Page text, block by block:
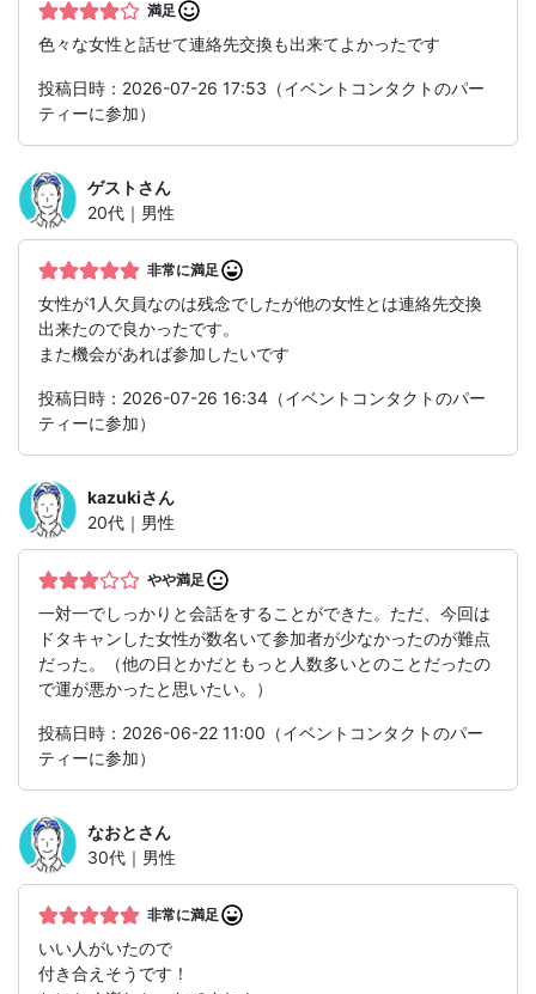
満足
色々な女性と話せて連絡先交換も出来てよかったです
投稿日時：2026-07-26 17:53（イベントコンタクトのパー
ティーに参加）
ゲストさん
20代｜男性
非常に満足
女性が1人欠員なのは残念でしたが他の女性とは連絡先交換
出来たので良かったです。
また機会があれば参加したいです
投稿日時：2026-07-26 16:34（イベントコンタクトのパー
ティーに参加）
kazukiさん
20代｜男性
やや満足
一対一でしっかりと会話をすることができた。ただ、今回は
ドタキャンした女性が数名いて参加者が少なかったのが難点
だった。（他の日とかだともっと人数多いとのことだったの
で運が悪かったと思いたい。）
投稿日時：2026-06-22 11:00（イベントコンタクトのパー
ティーに参加）
なおとさん
30代｜男性
非常に満足
いい人がいたので
付き合えそうです！